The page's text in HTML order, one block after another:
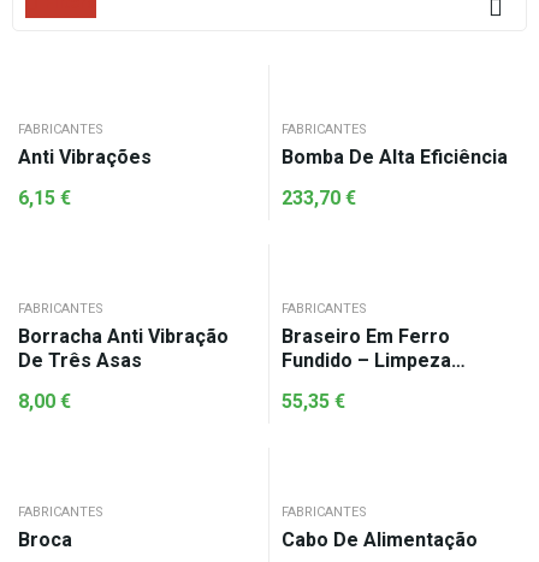
FABRICANTES
Anti Vibrações
6,15 €
FABRICANTES
Bomba De Alta Eficiência
233,70 €
FABRICANTES
Borracha Anti Vibração
De Três Asas
8,00 €
FABRICANTES
Braseiro Em Ferro
Fundido – Limpeza
55,35 €
FABRICANTES
Broca
FABRICANTES
Cabo De Alimentação